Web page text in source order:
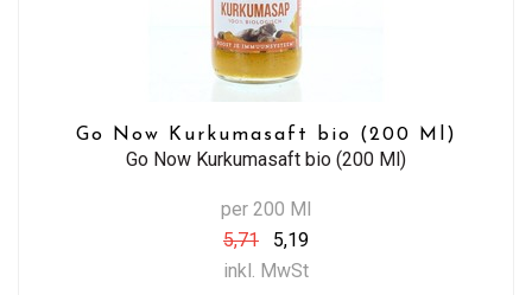
Go Now Kurkumasaft bio (200 Ml)
Go Now Kurkumasaft bio (200 Ml)
per 200 Ml
5,71
5,19
inkl. MwSt